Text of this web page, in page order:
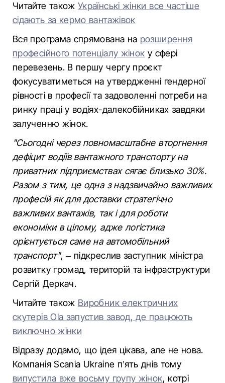
Читайте такожУкраїнські жінки все частіше
сідають за кермо вантажівок
Вся програма спрямована на розширення
професійного потенціалу жінок у сфері
перевезень. В першу чергу проєкт
фокусуватиметься на утвердженні гендерної
рівності в професії та задоволенні потреби на
ринку праці у водіях-далекобійниках завдяки
залученню жінок.
"Сьогодні через повномасштабне вторгнення
дефіцит водіїв вантажного транспорту на
приватних підприємствах сягає близько 30%.
Разом з тим, це одна з надзвичайно важливих
професій як для доставки стратегічно
важливих вантажів, так і для роботи
економіки в цілому, адже логістика
орієнтується саме на автомобільний
транспорт", – підкреслив заступник міністра
розвитку громад, територій та інфраструктури
Сергій Деркач.
Читайте також Виробник електричних
скутерів Ola запустив завод, де працюють
виключно жінки
Відразу додамо, що ідея цікава, але не нова.
Компанія Scania Ukraine п’ять днів тому
випустила вже восьму групу жінок, котрі